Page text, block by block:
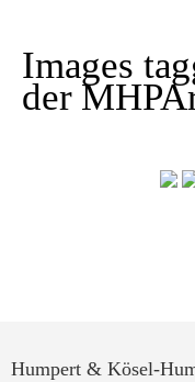
Images
der
Humpert & Kösel-